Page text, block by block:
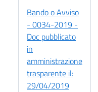
Bando o Avviso
- 0034-2019 -
Doc pubblicato
in
amministrazione
trasparente il:
29/04/2019